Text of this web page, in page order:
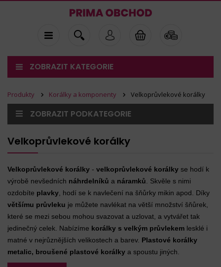
ZOBRAZIT KATEGORIE
Produkty Korálky a komponenty Velkoprůvlekové korálky
ZOBRAZIT PODKATEGORIE
Velkoprůvlekové korálky
Velkoprůvlekové korálky - velkoprůvlekové korálky se hodí k
výrobě nevšedních náhrdelníků a náramků . Skvěle s nimi
ozdobíte plavky , hodí se k navlečení na šňůrky mikin apod. Díky
většímu průvleku je můžete navlékat na větší množství šňůrek,
které se mezi sebou mohou svazovat a uzlovat, a vytvářet tak
jedinečný celek. Nabízíme korálky s velkým průvlekem lesklé i
matné v nejrůznějších velikostech a barev. Plastové korálky
metalic, broušené plastové korálky a spoustu jiných.